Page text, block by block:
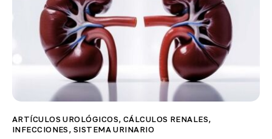
ARTÍCULOS UROLÓGICOS, CÁLCULOS RENALES,
INFECCIONES, SISTEMA URINARIO